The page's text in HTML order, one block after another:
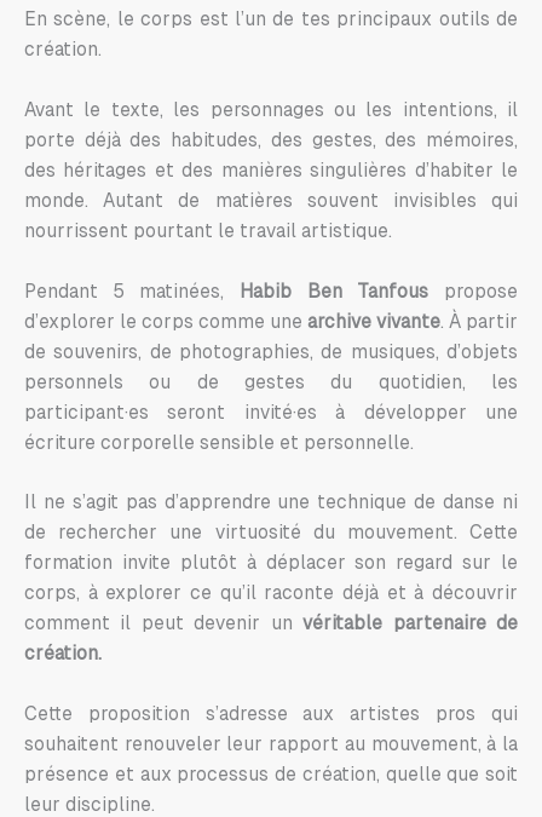
En scène, le corps est l’un de tes principaux outils de
création.
Avant le texte, les personnages ou les intentions, il
porte déjà des habitudes, des gestes, des mémoires,
des héritages et des manières singulières d’habiter le
monde. Autant de matières souvent invisibles qui
nourrissent pourtant le travail artistique.
Pendant 5 matinées, Habib Ben Tanfous propose
d’explorer le corps comme une archive vivante. À partir
de souvenirs, de photographies, de musiques, d’objets
personnels ou de gestes du quotidien, les
participant·es seront invité·es à développer une
écriture corporelle sensible et personnelle.
Il ne s’agit pas d’apprendre une technique de danse ni
de rechercher une virtuosité du mouvement. Cette
formation invite plutôt à déplacer son regard sur le
corps, à explorer ce qu’il raconte déjà et à découvrir
comment il peut devenir unvéritable partenaire de
création.
Cette proposition s’adresse aux artistes pros qui
souhaitent renouveler leur rapport au mouvement, à la
présence et aux processus de création, quelle que soit
leur discipline.